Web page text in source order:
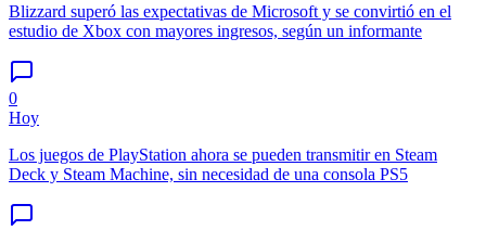
Blizzard superó las expectativas de Microsoft y se convirtió en el
estudio de Xbox con mayores ingresos, según un informante
0
Hoy
Los juegos de PlayStation ahora se pueden transmitir en Steam
Deck y Steam Machine, sin necesidad de una consola PS5